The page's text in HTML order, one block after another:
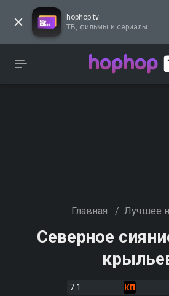
hophop.tv
ТВ, фильмы и сериалы
Главная / Лучшее
Северное
7.1